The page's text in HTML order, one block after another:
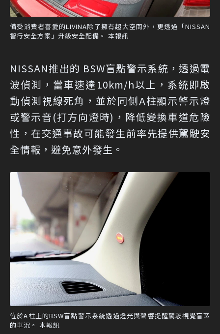
備受消費者喜愛的LIVINA除了擁有超大空間外，更透過「NISSAN
智行安全方案」升級安全配備。 本報訊
NISSAN推出的 BSW盲點警示系統，透過電
波偵測，當車速達10km/h以上，系統即啟
動偵測視線死角，並於同側A柱顯示警示燈
或警示音(打方向燈時)，降低變換車道危險
性，在交通事故可能發生前率先提供駕駛安
全情報，避免意外發生。
位於A柱上的BSW盲點警示系統透過燈光與聲響提醒駕駛視覺盲區
的車況。 本報訊